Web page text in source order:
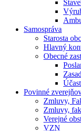
Samospráva
Starosta
Hlavný
Obecné
Povinné
Zmluvy,
Zmluvy,
Verejné
VZN